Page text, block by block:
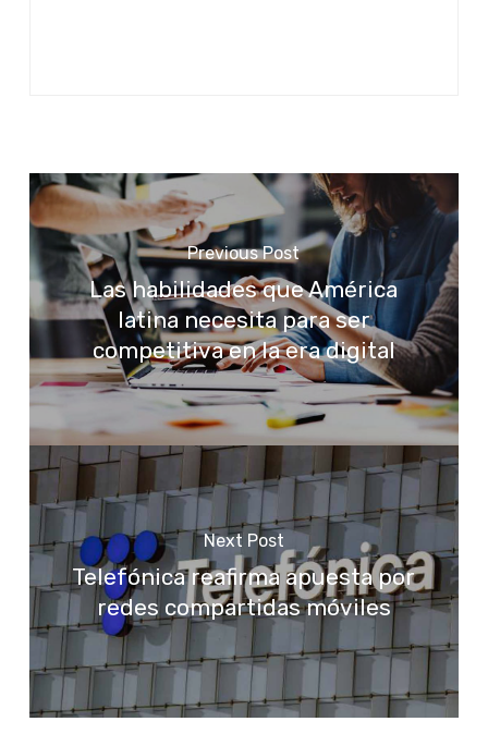
Previous Post
Las habilidades que América
latina necesita para ser
competitiva en la era digital
Next Post
Telefónica reafirma apuesta por
redes compartidas móviles